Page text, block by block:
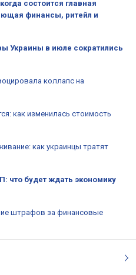
состоится главная
финансы, ритейл и
Украины в июле сократились
коллапс на
как изменилась стоимость
как украинцы тратят
что будет ждать экономику
штрафов за финансовые